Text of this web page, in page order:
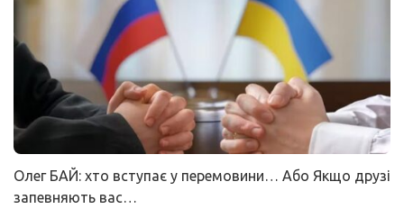
Олег БАЙ: хто вступає у перемовини… Або Якщо друзі
запевняють вас…